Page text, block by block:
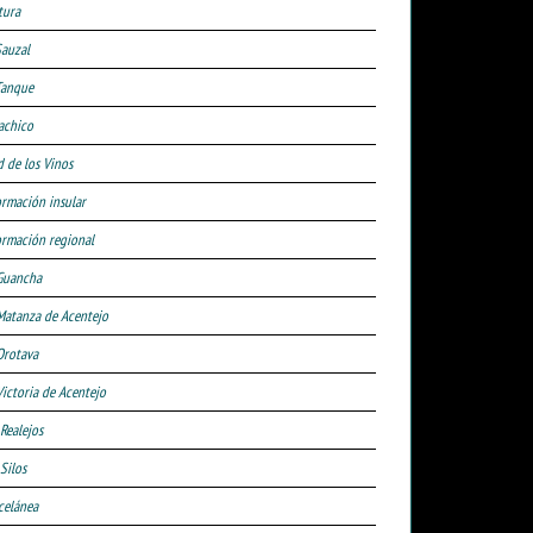
de los Vinos
insular
regional
de Acentejo
de Acentejo